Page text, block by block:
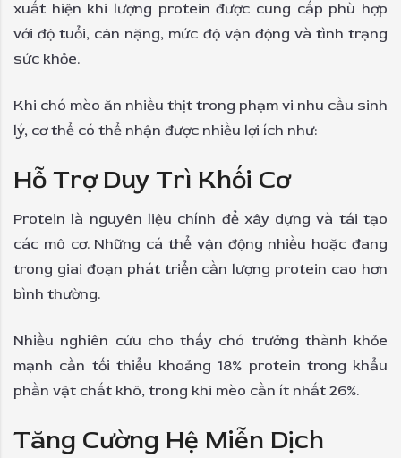
xuất hiện khi lượng protein được cung cấp phù hợp
với độ tuổi, cân nặng, mức độ vận động và tình trạng
sức khỏe.
Khi chó mèo ăn nhiều thịt trong phạm vi nhu cầu sinh
lý, cơ thể có thể nhận được nhiều lợi ích như:
Hỗ Trợ Duy Trì Khối Cơ
Protein là nguyên liệu chính để xây dựng và tái tạo
các mô cơ. Những cá thể vận động nhiều hoặc đang
trong giai đoạn phát triển cần lượng protein cao hơn
bình thường.
Nhiều nghiên cứu cho thấy chó trưởng thành khỏe
mạnh cần tối thiểu khoảng 18% protein trong khẩu
phần vật chất khô, trong khi mèo cần ít nhất 26%.
Tăng Cường Hệ Miễn Dịch